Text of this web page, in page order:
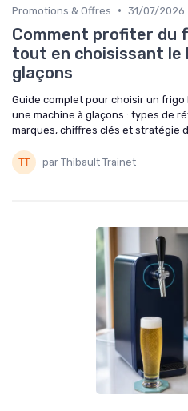
Promotions & Offres • 31/07/2026
Comment profiter du
tout en choisissant le
glaçons
Guide complet pour choisir un frigo
une machine à glaçons : types de
marques, chiffres clés et stratégie
par Thibault Trainet